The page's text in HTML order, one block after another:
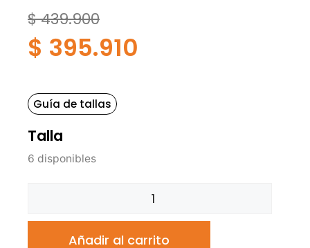
$439.900
$ 395.910
Guía de tallas
Talla
6 disponibles
Añadir al carrito